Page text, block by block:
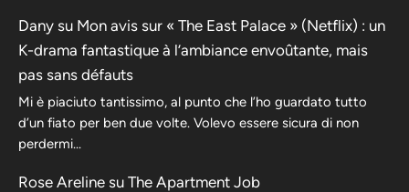
Dany su Mon avis sur « The East Palace » (Netflix) : un
K-drama fantastique à l’ambiance envoûtante, mais
pas sans défauts
Mi è piaciuto tantissimo, al punto che l’ho guardato tutto
d’un fiato per ben due volte. Volevo essere sicura di non
perdermi…
Rose Areline su The Apartment Job